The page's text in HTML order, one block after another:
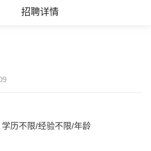
招聘详情
历不限/经验不限/年龄